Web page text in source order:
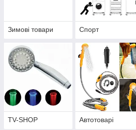
Зимові товари Спорт
TV-SHOP Автотоварі